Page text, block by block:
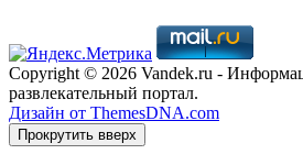
Copyright © 2026 Vandek.ru -
развлекательный портал.
Дизайн от ThemesDNA.com
Прокрутить вверх